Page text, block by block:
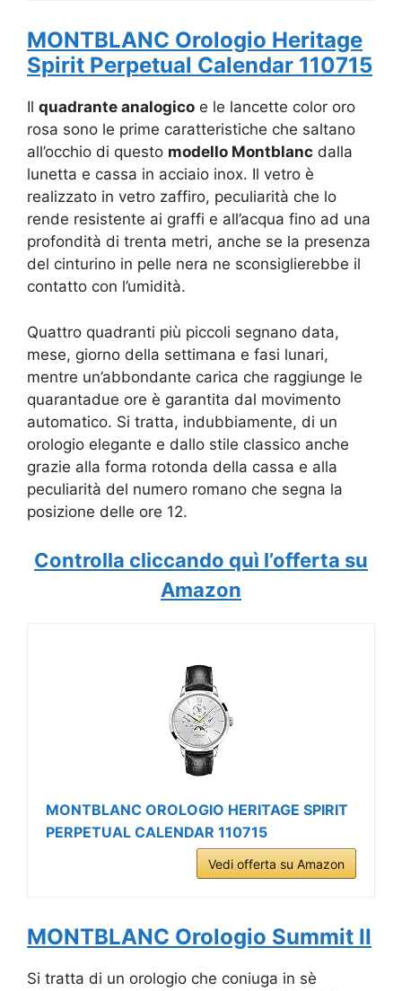
MONTBLANC Orologio Heritage
Spirit Perpetual Calendar 110715
Il quadrante analogico e le lancette color oro
rosa sono le prime caratteristiche che saltano
all’occhio di questo modello Montblanc dalla
lunetta e cassa in acciaio inox. Il vetro è
realizzato in vetro zaffiro, peculiarità che lo
rende resistente ai graffi e all’acqua fino ad una
profondità di trenta metri, anche se la presenza
del cinturino in pelle nera ne sconsiglierebbe il
contatto con l’umidità.
Quattro quadranti più piccoli segnano data,
mese, giorno della settimana e fasi lunari,
mentre un’abbondante carica che raggiunge le
quarantadue ore è garantita dal movimento
automatico. Si tratta, indubbiamente, di un
orologio elegante e dallo stile classico anche
grazie alla forma rotonda della cassa e alla
peculiarità del numero romano che segna la
posizione delle ore 12.
Controlla cliccando quì l’offerta su
Amazon
MONTBLANC OROLOGIO HERITAGE SPIRIT
PERPETUAL CALENDAR 110715
Vedi offerta su Amazon
MONTBLANC Orologio Summit II
Si tratta di un orologio che coniuga in sè